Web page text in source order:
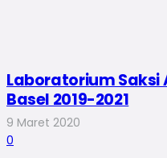
Laboratorium Saksi
Basel 2019-2021
9 Maret 2020
0